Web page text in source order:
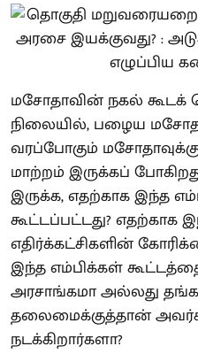
மசோதாவின் நகல் கூடக்
நிலையில், பழைய
வரப்போகும்
மாற்றம் இருக்கப்
இருக்க, எதற்காக இந்த
கூட்டப்பட்டது? எதற்காக
எதிர்க்கட்சிகளின்
இந்த எம்பிக்கள்
அரசாங்கமா அல்லது
தலைமைக்குத்தான்
நடக்கிறார்களா?